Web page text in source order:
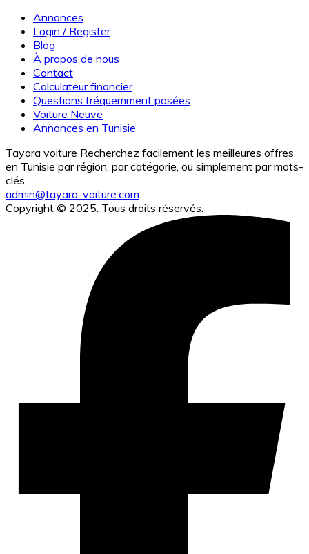
Annonces
Login / Register
Blog
À propos de nous
Contact
Calculateur financier
Questions fréquemment posées
Voiture Neuve
Annonces en Tunisie
Tayara voiture Recherchez facilement les meilleures offres
en Tunisie par région, par catégorie, ou simplement par mots-
clés.
admin@tayara-voiture.com
Copyright © 2025. Tous droits réservés.